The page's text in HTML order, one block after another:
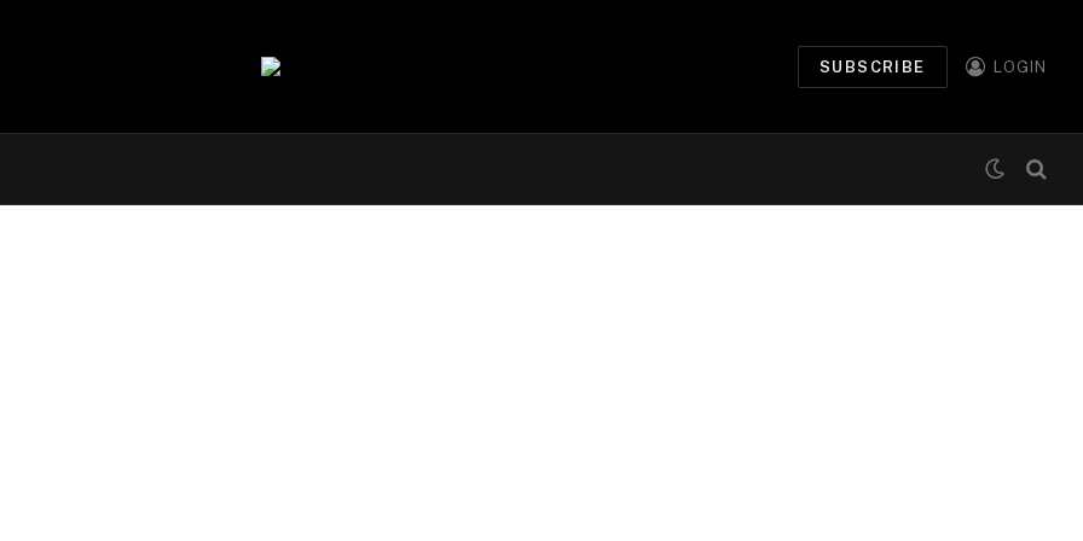
SUBSCRIBE LOGIN